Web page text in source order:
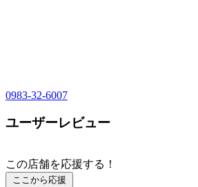
0983-32-6007
ユーザーレビュー
この店舗を応援する！
ここから応援